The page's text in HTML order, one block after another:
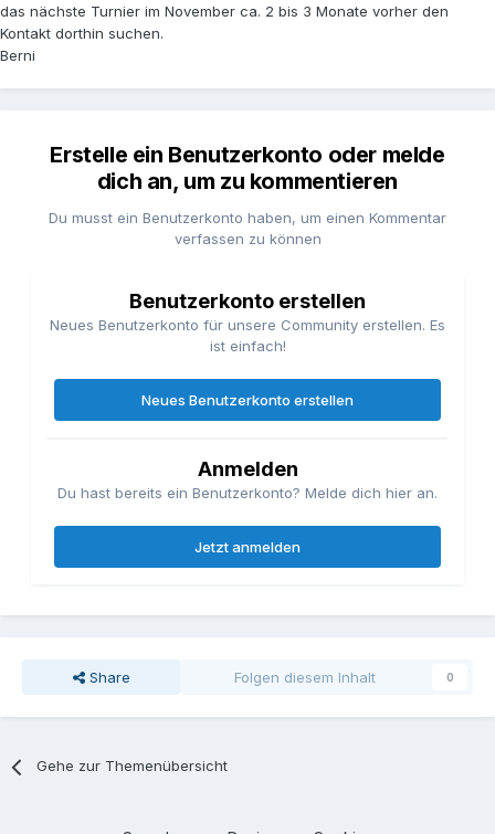
das nächste Turnier im November ca. 2 bis 3 Monate vorher den
Kontakt dorthin suchen.
Berni
Erstelle ein Benutzerkonto oder melde
dich an, um zu kommentieren
Du musst ein Benutzerkonto haben, um einen Kommentar
verfassen zu können
Benutzerkonto erstellen
Neues Benutzerkonto für unsere Community erstellen. Es
ist einfach!
Neues Benutzerkonto erstellen
Anmelden
Du hast bereits ein Benutzerkonto? Melde dich hier an.
Jetzt anmelden
Share Folgen diesem Inhalt 0
Gehe zur Themenübersicht